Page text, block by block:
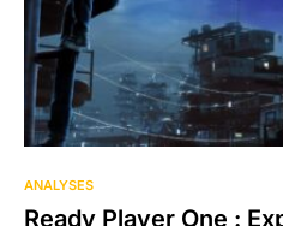
ANALYSES
Ready Player One :